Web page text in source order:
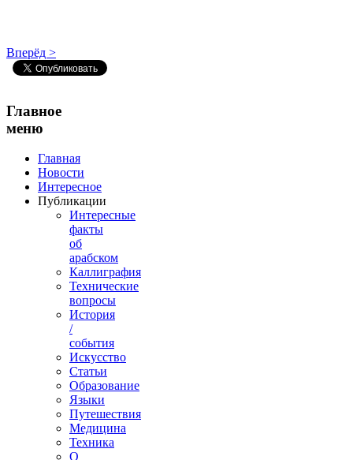
Вперёд >
Главное
меню
Главная
Новости
Интересное
Публикации
Интересные
факты
об
арабском
Каллиграфия
Технические
вопросы
История
/
события
Искусство
Статьи
Образование
Языки
Путешествия
Медицина
Техника
О